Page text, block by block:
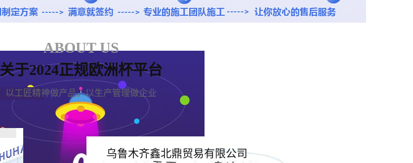
ABOUT US
关于2024正规欧洲杯平台
以工匠精神做产品，以生产管理做企业
乌鲁木齐鑫北鼎贸易有限公司